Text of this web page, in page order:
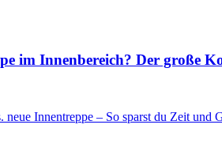
im Innenbereich? Der große
Innentreppe – So sparst du Zeit